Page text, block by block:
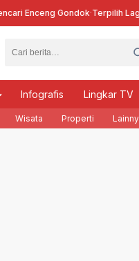
Enceng Gondok·Terpilih Lagi
Infografis Lingkar TV
Wisata Properti